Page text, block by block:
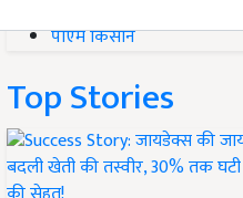
पीएम किसान
Top Stories